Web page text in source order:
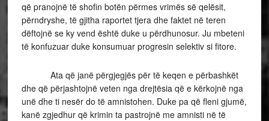
që pranojnë të shofin botën përmes vrimës së qelësit,
përndryshe, të gjitha raportet tjera dhe faktet në teren
dëftojnë se ky vend është duke u përdhunosur. Ju mbeteni
të konfuzuar duke konsumuar progresin selektiv si fitore.
Ata që janë përgjegjës për të keqen e përbashkët
dhe që përjashtojnë veten nga drejtësia që e kërkojnë nga
unë dhe ti nesër do të amnistohen. Duke pa që fleni gjumë,
kanë zgjedhur që krimin ta pastrojnë me amnisti në të